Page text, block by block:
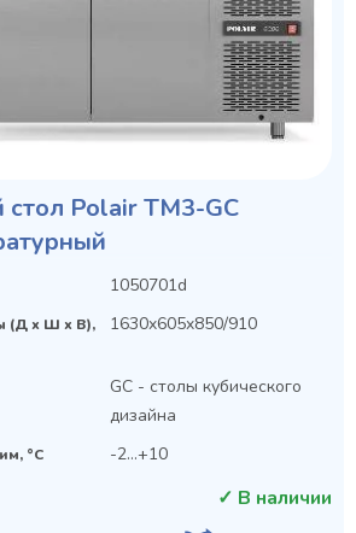
Polair TM3-GС
1050701d
(Д х Ш х В),
1630x605x850/910
GC - столы кубического
дизайна
°C -2...+10
✓ В наличии